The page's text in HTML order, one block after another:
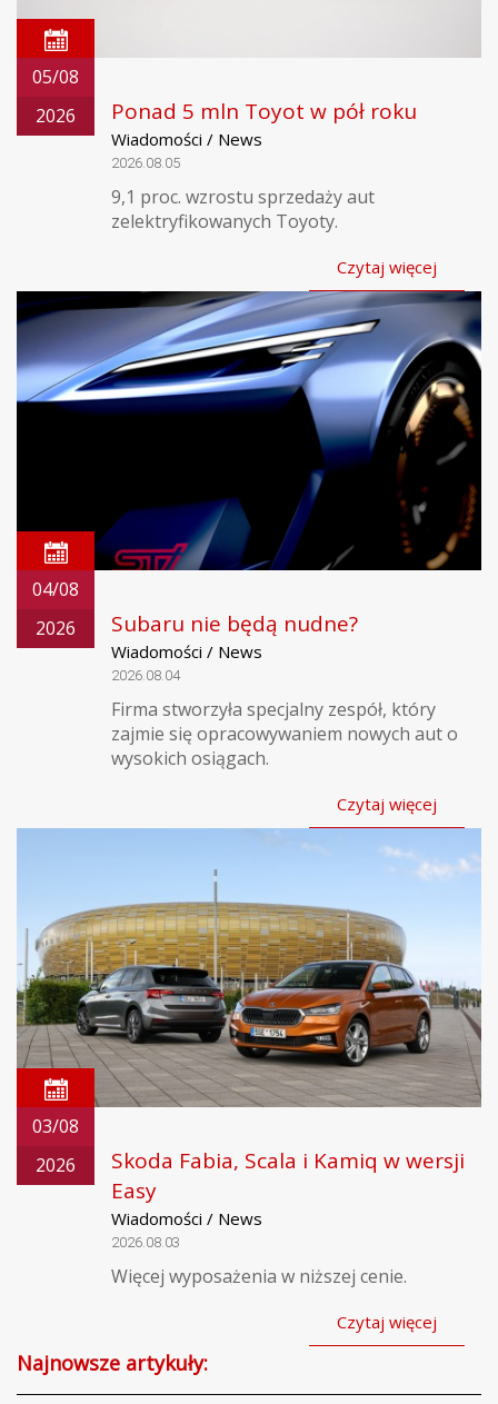
05/08
2026
Ponad 5 mln Toyot w pół roku
Wiadomości / News
2026.08.05
9,1 proc. wzrostu sprzedaży aut
zelektryfikowanych Toyoty.
Czytaj więcej
04/08
2026
Subaru nie będą nudne?
Wiadomości / News
2026.08.04
Firma stworzyła specjalny zespół, który
zajmie się opracowywaniem nowych aut o
wysokich osiągach.
Czytaj więcej
03/08
2026
Skoda Fabia, Scala i Kamiq w wersji
Easy
Wiadomości / News
2026.08.03
Więcej wyposażenia w niższej cenie.
Czytaj więcej
Najnowsze artykuły: